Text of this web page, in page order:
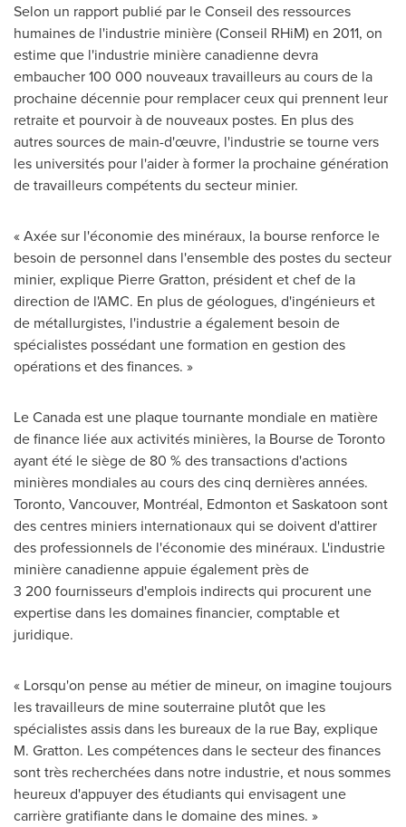
Selon un rapport publié par le Conseil des ressources
humaines de l'industrie minière (Conseil RHiM) en 2011, on
estime que l'industrie minière canadienne devra
embaucher 100 000 nouveaux travailleurs au cours de la
prochaine décennie pour remplacer ceux qui prennent leur
retraite et pourvoir à de nouveaux postes. En plus des
autres sources de main-d'œuvre, l'industrie se tourne vers
les universités pour l'aider à former la prochaine génération
de travailleurs compétents du secteur minier.
« Axée sur l'économie des minéraux, la bourse renforce le
besoin de personnel dans l'ensemble des postes du secteur
minier, explique Pierre Gratton, président et chef de la
direction de l'AMC. En plus de géologues, d'ingénieurs et
de métallurgistes, l'industrie a également besoin de
spécialistes possédant une formation en gestion des
opérations et des finances. »
Le Canadaest une plaque tournante mondiale en matière
de finance liée aux activités minières, la Bourse deToronto
ayant été le siège de 80 % des transactions d'actions
minières mondiales au cours des cinq dernières années.
Toronto, Vancouver, Montréal, Edmonton et Saskatoon sont
des centres miniers internationaux qui se doivent d'attirer
des professionnels de l'économie des minéraux. L'industrie
minière canadienne appuie également près de
3 200 fournisseurs d'emplois indirects qui procurent une
expertise dans les domaines financier, comptable et
juridique.
« Lorsqu'on pense au métier de mineur, on imagine toujours
les travailleurs de mine souterraine plutôt que les
spécialistes assis dans les bureaux de la rue Bay, explique
M. Gratton. Les compétences dans le secteur des finances
sont très recherchées dans notre industrie, et nous sommes
heureux d'appuyer des étudiants qui envisagent une
carrière gratifiante dans le domaine des mines. »